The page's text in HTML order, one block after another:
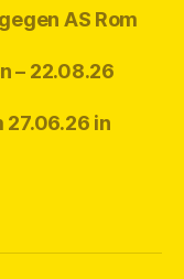
AS Rom
– 22.08.26
in